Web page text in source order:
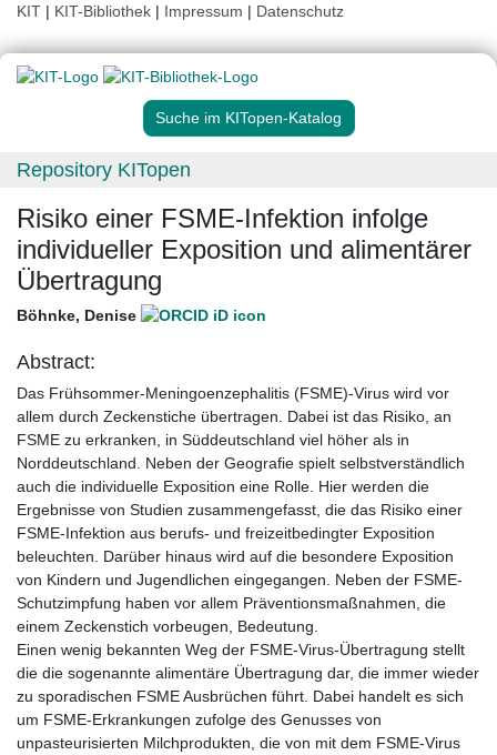
KIT | KIT-Bibliothek | Impressum | Datenschutz
Suche im KITopen-Katalog
Repository KITopen
Risiko einer FSME-Infektion infolge
individueller Exposition und alimentärer
Übertragung
Böhnke, Denise
Abstract:
Das Frühsommer-Meningoenzephalitis (FSME)-Virus wird vor
allem durch Zeckenstiche übertragen. Dabei ist das Risiko, an
FSME zu erkranken, in Süddeutschland viel höher als in
Norddeutschland. Neben der Geografie spielt selbstverständlich
auch die individuelle Exposition eine Rolle. Hier werden die
Ergebnisse von Studien zusammengefasst, die das Risiko einer
FSME-Infektion aus berufs- und freizeitbedingter Exposition
beleuchten. Darüber hinaus wird auf die besondere Exposition
von Kindern und Jugendlichen eingegangen. Neben der FSME-
Schutzimpfung haben vor allem Präventionsmaßnahmen, die
einem Zeckenstich vorbeugen, Bedeutung.
Einen wenig bekannten Weg der FSME-Virus-Übertragung stellt
die die sogenannte alimentäre Übertragung dar, die immer wieder
zu sporadischen FSME Ausbrüchen führt. Dabei handelt es sich
um FSME-Erkrankungen zufolge des Genusses von
unpasteurisierten Milchprodukten, die von mit dem FSME-Virus